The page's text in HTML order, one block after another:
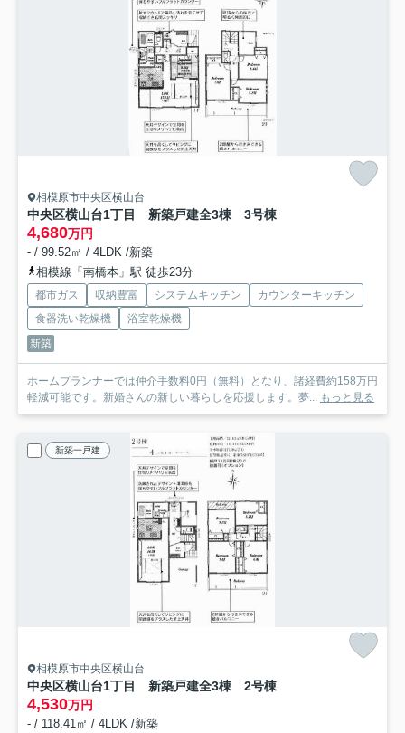
相模原市中央区横山台
中央区横山台1丁目 新築戸建全3棟 3号棟
4,680万円
- / 99.52㎡ / 4LDK /新築
相模線「南橋本」駅 徒歩23分
都市ガス 収納豊富 システムキッチン
カウンターキッチン
食器洗い乾燥機
浴室乾燥機
新築
ホームプランナーでは仲介手数料0円（無料）となり、諸経費約158万円
軽減可能です。新婚さんの新しい暮らしを応援します。夢... もっと見る
新築一戸建
相模原市中央区横山台
中央区横山台1丁目 新築戸建全3棟 2号棟
4,530万円
- / 118.41㎡ / 4LDK /新築